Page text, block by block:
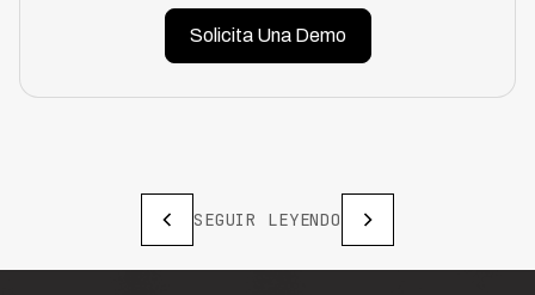
Solicita Una Demo
SEGUIR LEYENDO